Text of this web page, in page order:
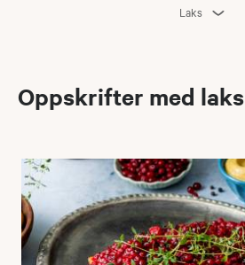
Laks
Oppskrifter med laks